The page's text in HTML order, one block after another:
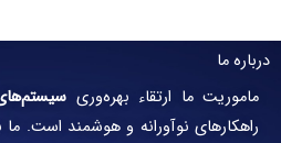
بهره‌وریسیستم‌های حمل و نقلاز
و هوشمند است. ما به دنبال ایجاد